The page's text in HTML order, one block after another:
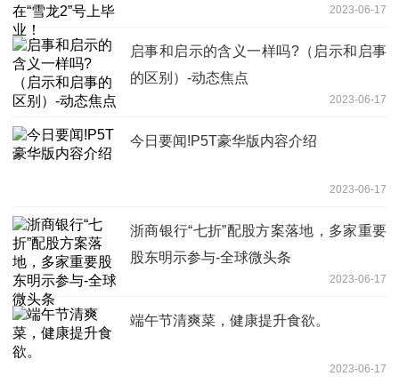
2023-06-17
启事和启示的含义一样吗?（启示和启事
的区别）-动态焦点
2023-06-17
今日要闻!P5T豪华版内容介绍
2023-06-17
浙商银行“七折”配股方案落地，多家重要
股东明示参与-全球微头条
2023-06-17
端午节清爽菜，健康提升食欲。
2023-06-17